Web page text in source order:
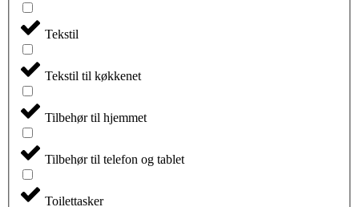
Tekstil
Tekstil til køkkenet
Tilbehør til hjemmet
Tilbehør til telefon og tablet
Toilettasker